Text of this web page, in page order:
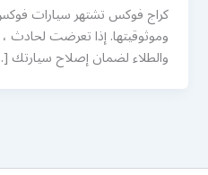
كراج فوكس تشتهر سيارات
وموثوقيتها. إذا تعرضت لحادث
والطلاء لضمان إصلاح سيارتك